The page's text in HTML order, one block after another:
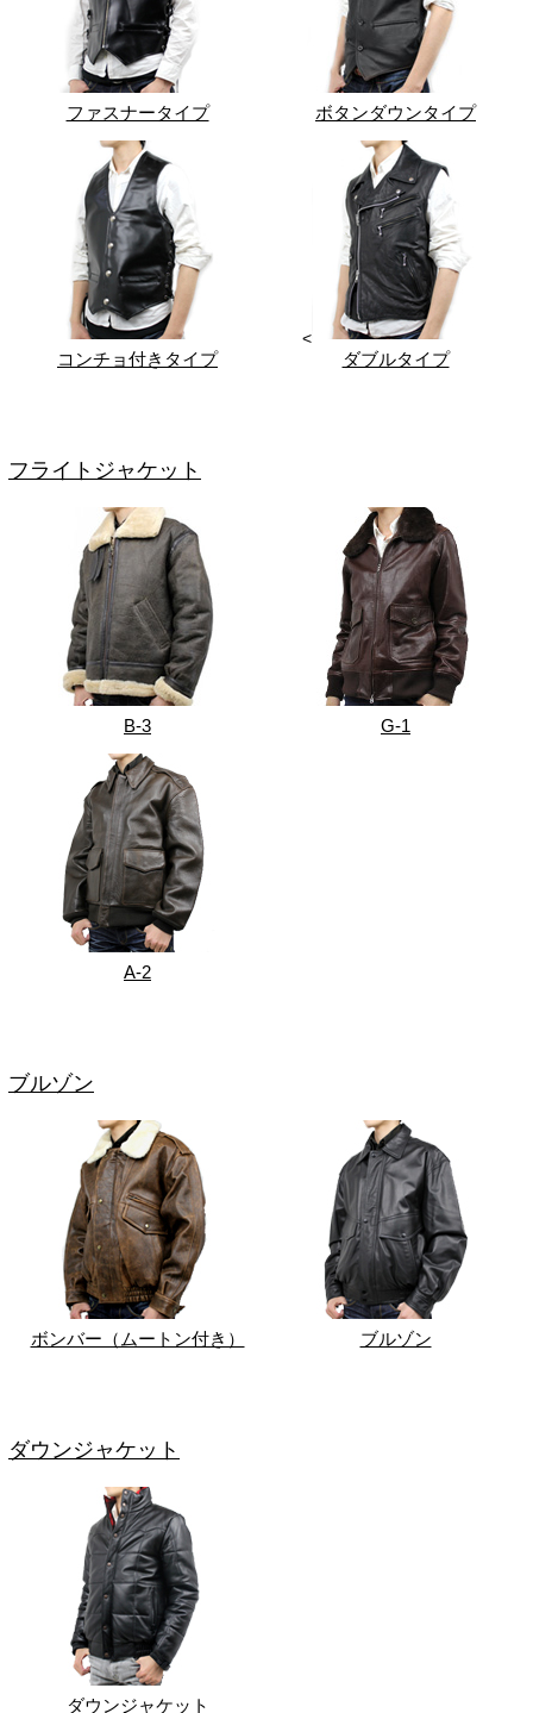
ファスナータイプ ボタンダウンタイプ
コンチョ付きタイプ
<
ダブルタイプ
フライトジャケット
B-3 G-1
A-2
ブルゾン
ボンバー（ムートン付き） ブルゾン
ダウンジャケット
ダウンジャケット